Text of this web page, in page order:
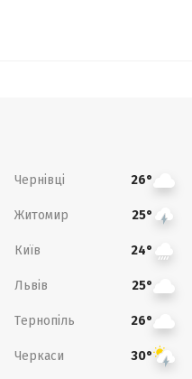
Чернівці 26°
Житомир 25°
Київ 24°
Львів 25°
Тернопіль 26°
Черкаси 30°